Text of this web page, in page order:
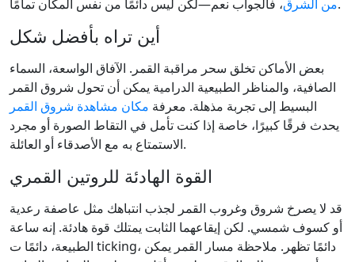
من الشرق، فالجواب نعم—لكن ليس دائمًا من نفس المكان تمامًا.
أين تراه بأفضل شكل
بعض الأماكن تخلق سحر مراقبة القمر. الآفاق الواسعة، السماء
الصافية، والمناظر الطبيعية الدرامية يمكن أن تحول شروق القمر
البسيط إلى تجربة مذهلة. معرفة مكان مشاهدة شروق القمر
يحدث فرقًا كبيرًا، خاصة إذا كنت تأمل في التقاط الصورة أو مجرد
الاستمتاع به مع الأصدقاء أو العائلة.
القوة الهادئة للروتين القمري
قد لا يصرخ شروق وغروب القمر لجذب انتباهك مثل عاصفة رعدية
أو كسوف شمسي. لكن إيقاعهما الثابت يمتلك قوة هادئة. إنه ساعة
الطبيعة، دائمًا ت ticking، دائمًا تظهر. ملاحظة مسار القمر يمكن